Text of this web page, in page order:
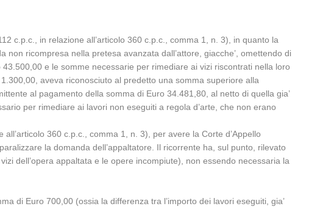
c.p.c., in relazione all’articolo 360 c.p.c., comma 1, n. 3), in quanto la
ricompresa nella pretesa avanzata dall’attore, giacche’, omettendo di
e le somme necessarie per rimediare ai vizi riscontrati nella loro
aveva riconosciuto al predetto una somma superiore alla
al pagamento della somma di Euro 34.481,80, al netto di quella gia’
per rimediare ai lavori non eseguiti a regola d’arte, che non erano
360 c.p.c., comma 1, n. 3), per avere la Corte d’Appello
la domanda dell’appaltatore. Il ricorrente ha, sul punto, rilevato
dell’opera appaltata e le opere incompiute), non essendo necessaria la
di Euro 700,00 (ossia la differenza tra l’importo dei lavori eseguiti, gia’